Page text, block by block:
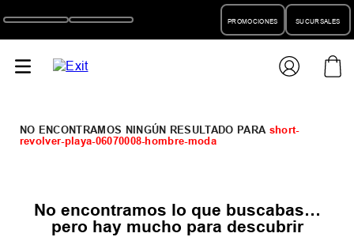
PROMOCIONES SUCURSALES
short-
revolver-playa-06070008-hombre-moda
No encontramos lo que buscabas…
pero hay mucho para descubrir